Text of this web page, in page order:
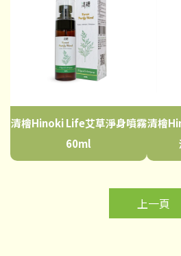
清檜Hinoki Life艾草淨身噴霧
60ml
清檜
上一頁